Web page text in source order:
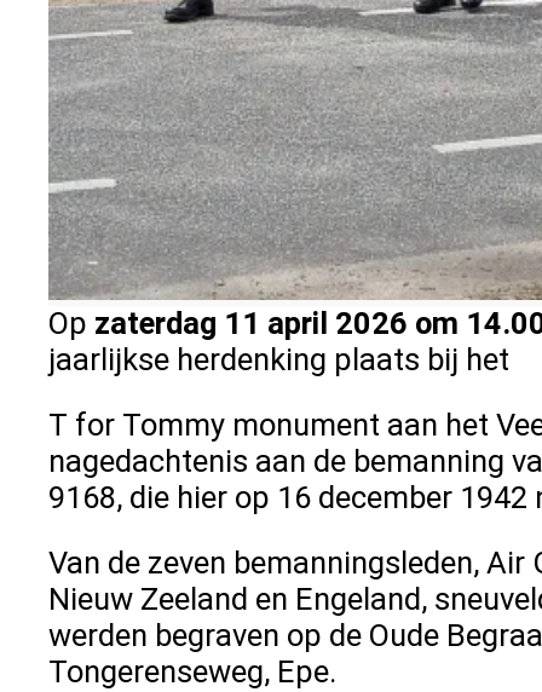
Op zaterdag 11 april 2026 om
jaarlijkse herdenking plaats bij het
T for Tommy monument aan het
nagedachtenis aan de bemanning
9168, die hier op 16 december
Van de zeven bemanningsleden, Air
Nieuw Zeeland en Engeland,
werden begraven op de Oude
Tongerenseweg, Epe.